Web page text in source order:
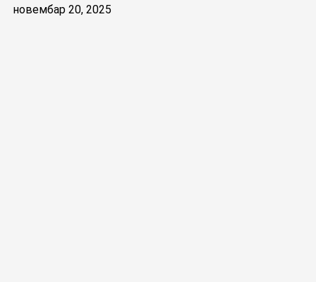
новембар 20, 2025